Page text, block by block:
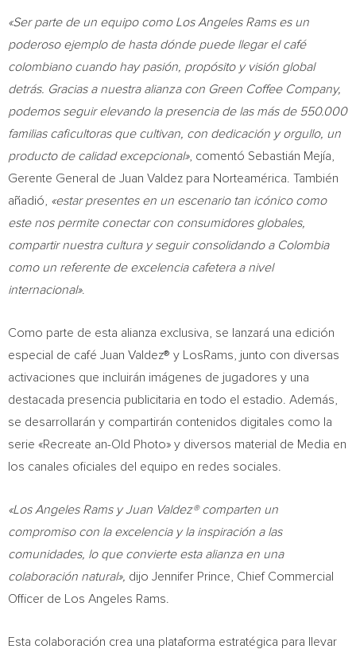
«Ser parte de un equipo como Los Angeles Rams es un
poderoso ejemplo de hasta dónde puede llegar el café
colombiano cuando hay pasión, propósito y visión global
detrás. Gracias a nuestra alianza con Green Coffee Company,
podemos seguir elevando la presencia de las más de 550.000
familias caficultoras que cultivan, con dedicación y orgullo, un
producto de calidad excepcional», comentó Sebastián Mejía,
Gerente General de Juan Valdez para Norteamérica. También
añadió, «estar presentes en un escenario tan icónico como
este nos permite conectar con consumidores globales,
compartir nuestra cultura y seguir consolidando a Colombia
como un referente de excelencia cafetera a nivel
internacional».
Como parte de esta alianza exclusiva, se lanzará una edición
especial de café Juan Valdez® y LosRams, junto con diversas
activaciones que incluirán imágenes de jugadores y una
destacada presencia publicitaria en todo el estadio. Además,
se desarrollarán y compartirán contenidos digitales como la
serie «Recreate an-Old Photo» y diversos material de Media en
los canales oficiales del equipo en redes sociales.
«Los Angeles Rams y Juan Valdez® comparten un
compromiso con la excelencia y la inspiración a las
comunidades, lo que convierte esta alianza en una
colaboración natural», dijo Jennifer Prince , Chief Commercial
Officer de Los Angeles Rams.
Esta colaboración crea una plataforma estratégica para llevar